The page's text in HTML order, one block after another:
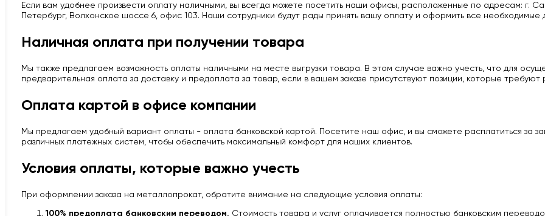
Если вам удобнее произвести оплату наличными, вы всегда можете посетить наши офисы, расположенные по адресам: г.
Петербург, Волхонское шоссе 6, офис 103. Наши сотрудники будут рады принять вашу оплату и оформить все необходимые
Наличная оплата при получении товара
Мы также предлагаем возможность оплаты наличными на месте выгрузки товара. В этом случае важно учесть, что для
предварительная оплата за доставку и предоплата за товар, если в вашем заказе присутствуют позиции, которые
Оплата картой в офисе компании
Мы предлагаем удобный вариант оплаты - оплата банковской картой. Посетите наш офис, и вы сможете расплатиться за
различных платежных систем, чтобы обеспечить максимальный комфорт для наших клиентов.
Условия оплаты, которые важно учесть
При оформлении заказа на металлопрокат, обратите внимание на следующие условия оплаты:
100% предоплата банковским переводом. Стоимость товара и услуг оплачивается полностью банковским